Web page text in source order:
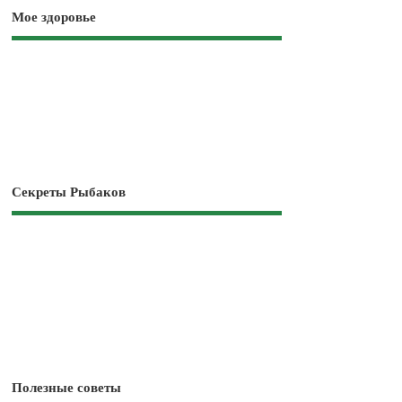
Мое здоровье
Секреты Рыбаков
Полезные советы